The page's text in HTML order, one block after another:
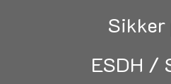
Sikker
ESDH /